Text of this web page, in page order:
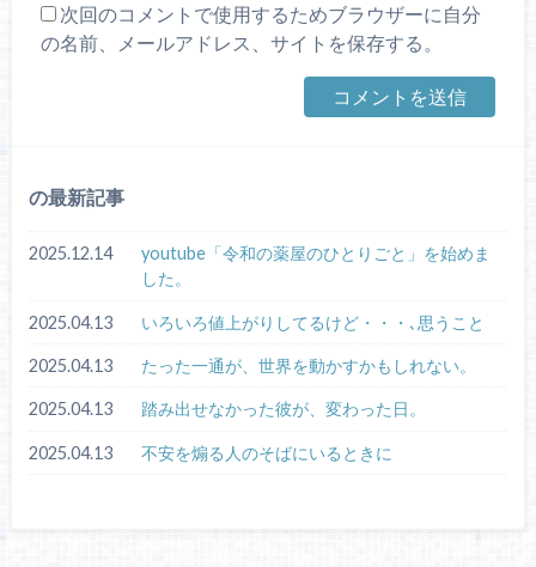
次回のコメントで使用するためブラウザーに自分
の名前、メールアドレス、サイトを保存する。
の最新記事
2025.12.14
youtube「令和の薬屋のひとりごと」を始めま
した。
2025.04.13 いろいろ値上がりしてるけど・・・､思うこと
2025.04.13 たった一通が、世界を動かすかもしれない。
2025.04.13 踏み出せなかった彼が、変わった日。
2025.04.13 不安を煽る人のそばにいるときに